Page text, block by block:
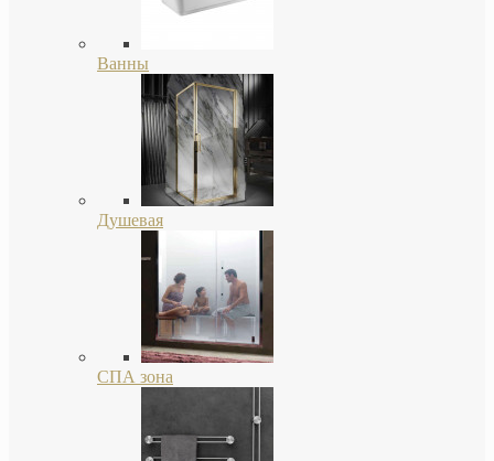
Ванны
Душевая
СПА зона